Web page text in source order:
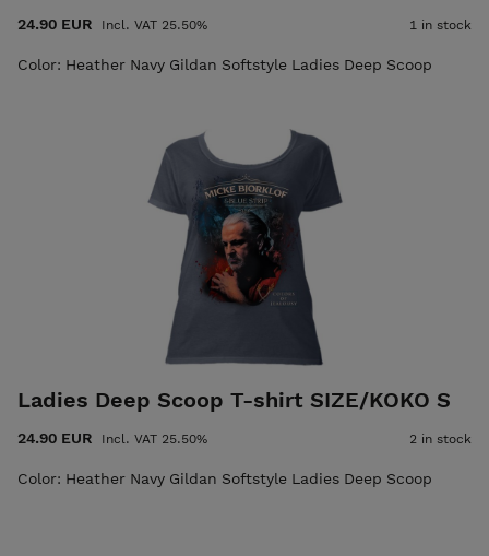
24.90 EUR Incl. VAT 25.50% 1 in stock
Color: Heather Navy Gildan Softstyle Ladies Deep Scoop
Ladies Deep Scoop T-shirt SIZE/KOKO S
24.90 EUR Incl. VAT 25.50% 2 in stock
Color: Heather Navy Gildan Softstyle Ladies Deep Scoop